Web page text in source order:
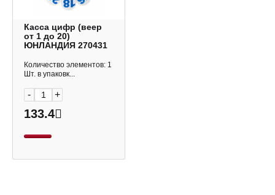
Касса цифр (веер
от 1 до 20)
ЮНЛАНДИЯ 270431
Количество элементов: 1
Шт. в упаковк...
- +
133.4